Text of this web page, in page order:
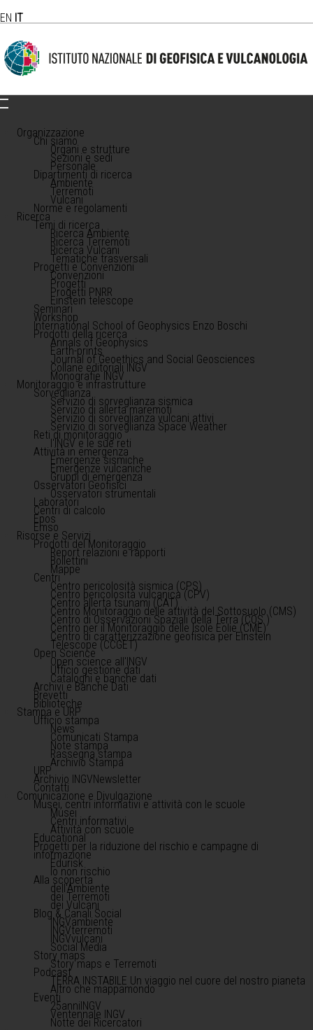
EN IT
Organizzazione
Chi siamo
Organi e strutture
Sezioni e sedi
Personale
Dipartimenti di ricerca
Ambiente
Terremoti
Vulcani
Norme e regolamenti
Ricerca
Temi di ricerca
Ricerca Ambiente
Ricerca Terremoti
Ricerca Vulcani
Tematiche trasversali
Progetti e Convenzioni
Convenzioni
Progetti
Progetti PNRR
Einstein telescope
Seminari
Workshop
International School of Geophysics Enzo Boschi
Prodotti della ricerca
Annals of Geophysics
Earth-prints
Journal of Geoethics and Social Geosciences
Collane editoriali INGV
Monografie INGV
Monitoraggio e infrastrutture
Sorveglianza
Servizio di sorveglianza sismica
Servizio di allerta maremoti
Servizio di sorveglianza vulcani attivi
Servizio di sorveglianza Space Weather
Reti di monitoraggio
l'INGV e le sue reti
Attività in emergenza
Emergenze sismiche
Emergenze vulcaniche
Gruppi di emergenza
Osservatori Geofisici
Osservatori strumentali
Laboratori
Centri di calcolo
Epos
Emso
Risorse e Servizi
Prodotti del Monitoraggio
Report relazioni e rapporti
Bollettini
Mappe
Centri
Centro pericolosità sismica (CPS)
Centro pericolosità vulcanica (CPV)
Centro allerta tsunami (CAT)
Centro Monitoraggio delle attività del Sottosuolo (CMS)
Centro di Osservazioni Spaziali della Terra (COS )
Centro per il Monitoraggio delle Isole Eolie (CME)
Centro di caratterizzazione geofisica per Einstein
Telescope (CCGET)
Open Science
Open science all'INGV
Ufficio gestione dati
Cataloghi e banche dati
Archivi e Banche Dati
Brevetti
Biblioteche
Stampa e URP
Ufficio stampa
News
Comunicati Stampa
Note stampa
Rassegna stampa
Archivio Stampa
URP
Archivio INGVNewsletter
Contatti
Comunicazione e Divulgazione
Musei, centri informativi e attività con le scuole
Musei
Centri informativi
Attività con scuole
Educational
Progetti per la riduzione del rischio e campagne di
informazione
Edurisk
Io non rischio
Alla scoperta
dell'Ambiente
dei Terremoti
dei Vulcani
Blog & Canali Social
INGVambiente
INGVterremoti
INGVvulcani
Social Media
Story maps
Story maps e Terremoti
Podcast
TERRA INSTABILE Un viaggio nel cuore del nostro pianeta
Altro che mappamondo
Eventi
25anniINGV
Ventennale INGV
Notte dei Ricercatori